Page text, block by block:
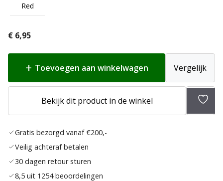
Red
€ 6,95
Toevoegen aan winkelwagen Vergelijk
Bekijk dit product in de winkel
Gratis bezorgd vanaf €200,-
Veilig achteraf betalen
30 dagen retour sturen
8,5 uit 1254 beoordelingen